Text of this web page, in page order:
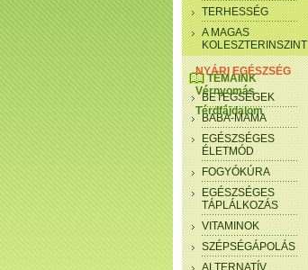
TERHESSÉG
A MAGAS
KOLESZTERINSZINT
NYÁRI EGÉSZSÉG
Vérnyomás
Térdfájdalom
TÉMÁINK
BETEGSÉGEK
BABA-MAMA
EGÉSZSÉGES
ÉLETMÓD
FOGYÓKÚRA
EGÉSZSÉGES
TÁPLÁLKOZÁS
VITAMINOK
SZÉPSÉGÁPOLÁS
ALTERNATÍV